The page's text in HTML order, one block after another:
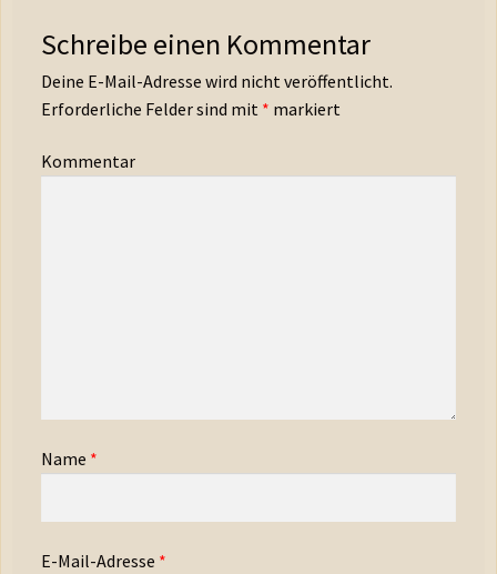
Schreibe einen Kommentar
Deine E-Mail-Adresse wird nicht veröffentlicht.
Erforderliche Felder sind mit * markiert
Kommentar
Name *
E-Mail-Adresse *